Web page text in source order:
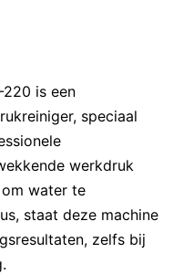
220 is een
speciaal
werkdruk
water te
staat deze machine
zelfs bij